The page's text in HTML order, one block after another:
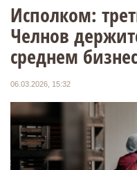
Исполком:
Челнов
среднем
06.03.2026, 15:32